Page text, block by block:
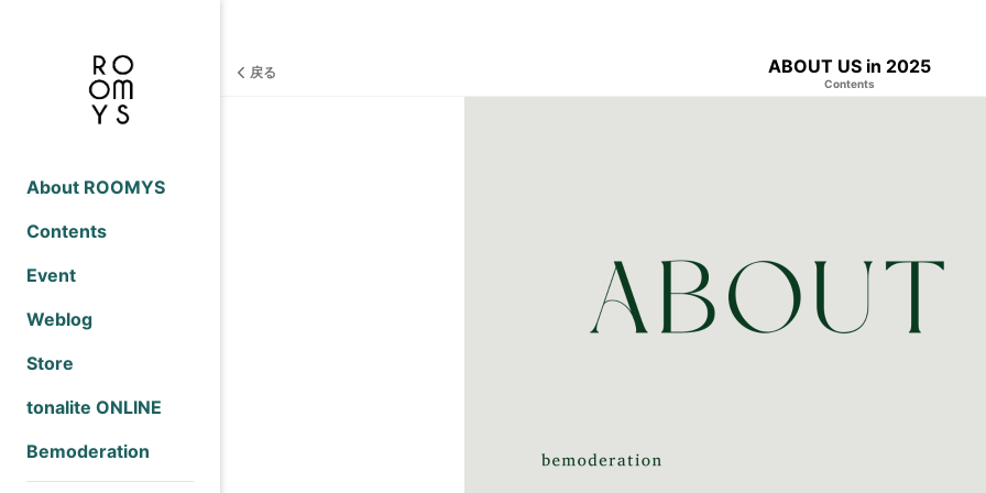
About ROOMYS
Contents
Event
Weblog
Store
tonalite ONLINE
Bemoderation
戻る ABOUT US in 2025
Contents